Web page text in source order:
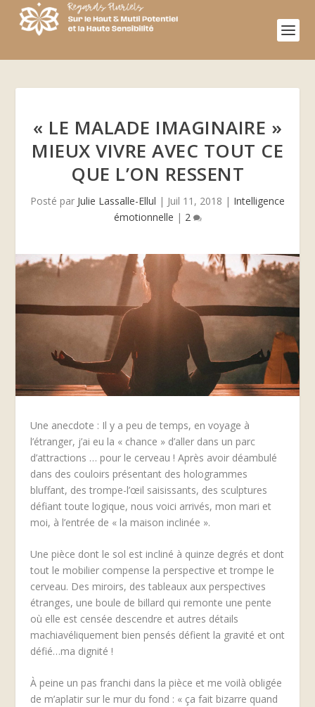
« LE MALADE IMAGINAIRE »
MIEUX VIVRE AVEC TOUT CE
QUE L’ON RESSENT
Posté par Julie Lassalle-Ellul | Juil 11, 2018 | Intelligence
émotionnelle | 2
Une anecdote : Il y a peu de temps, en voyage à
l’étranger, j’ai eu la « chance » d’aller dans un parc
d’attractions … pour le cerveau ! Après avoir déambulé
dans des couloirs présentant des hologrammes
bluffant, des trompe-l’œil saisissants, des sculptures
défiant toute logique, nous voici arrivés, mon mari et
moi, à l’entrée de « la maison inclinée ».
Une pièce dont le sol est incliné à quinze degrés et dont
tout le mobilier compense la perspective et trompe le
cerveau. Des miroirs, des tableaux aux perspectives
étranges, une boule de billard qui remonte une pente
où elle est censée descendre et autres détails
machiavéliquement bien pensés défient la gravité et ont
défié…ma dignité !
À peine un pas franchi dans la pièce et me voilà obligée
de m’aplatir sur le mur du fond : « ça fait bizarre quand